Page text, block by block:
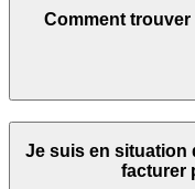
Comment
Je suis en situation
facturer